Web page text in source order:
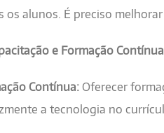
os alunos. É preciso
e Formação
Contínua: Oferecer
a tecnologia no